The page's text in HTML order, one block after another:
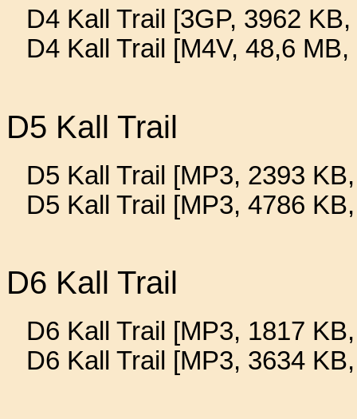
D4 Kall Trail [3GP, 3962
D4 Kall Trail [M4V, 48,6 MB,
D5 Kall Trail
D5 Kall Trail [MP3, 2393
D5 Kall Trail [MP3, 4786
D6 Kall Trail
D6 Kall Trail [MP3, 1817
D6 Kall Trail [MP3, 3634